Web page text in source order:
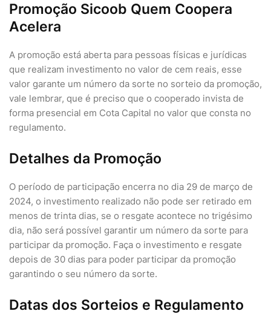
Promoção Sicoob Quem Coopera
Acelera
A promoção está aberta para pessoas físicas e jurídicas
que realizam investimento no valor de cem reais, esse
valor garante um número da sorte no sorteio da promoção,
vale lembrar, que é preciso que o cooperado invista de
forma presencial em Cota Capital no valor que consta no
regulamento.
Detalhes da Promoção
O período de participação encerra no dia 29 de março de
2024, o investimento realizado não pode ser retirado em
menos de trinta dias, se o resgate acontece no trigésimo
dia, não será possível garantir um número da sorte para
participar da promoção. Faça o investimento e resgate
depois de 30 dias para poder participar da promoção
garantindo o seu número da sorte.
Datas dos Sorteios e Regulamento